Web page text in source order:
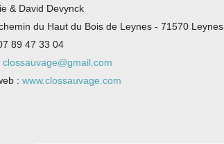
& David Devynck
du Haut du Bois de Leynes - 71570 Leynes
89 47 33 04
clossauvage@gmail.com
: www.clossauvage.com